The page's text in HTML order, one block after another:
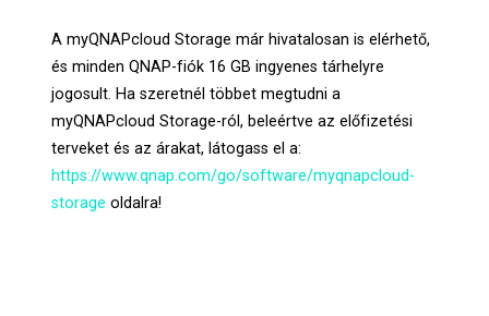
A myQNAPcloud Storage már hivatalosan is elérhető,
és minden QNAP-fiók 16 GB ingyenes tárhelyre
jogosult. Ha szeretnél többet megtudni a
myQNAPcloud Storage-ról, beleértve az előfizetési
terveket és az árakat, látogass el a:
https://www.qnap.com/go/software/myqnapcloud-
storage oldalra!